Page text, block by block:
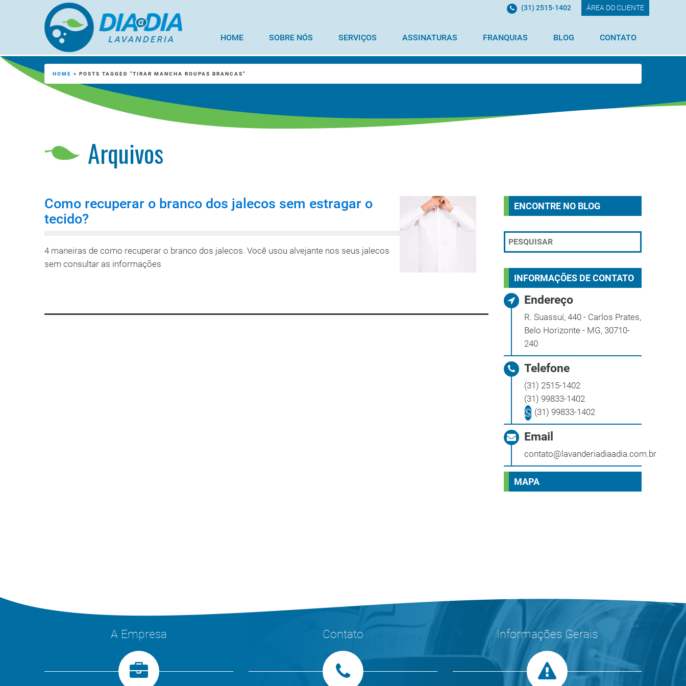
ÁREA DO CLIENTE
(31) 2515-1402
HOME SOBRE NÓS SERVIÇOS ASSINATURAS FRANQUIAS BLOG CONTATO
Arquivos
HOME » POSTS TAGGED "TIRAR MANCHA ROUPAS BRANCAS"
Como recuperar o branco dos jalecos sem estragar o
tecido?
4 maneiras de como recuperar o branco dos jalecos. Você usou alvejante nos seus jalecos
sem consultar as informações
ENCONTRE NO BLOG
INFORMAÇÕES DE CONTATO
Endereço
R. Suassuí, 440 - Carlos Prates,
Belo Horizonte - MG, 30710-
240
Telefone
(31) 2515-1402
(31) 99833-1402
(31) 99833-1402
Email
contato@lavanderiadiaadia.com.br
MAPA
A Empresa Contato Informações Gerais